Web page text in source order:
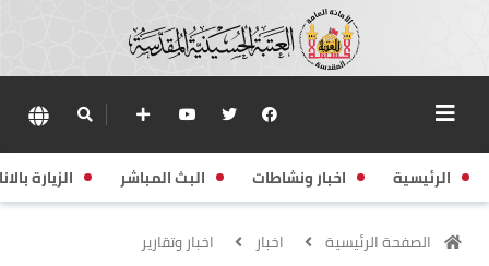
الرئيسية اخبار ونشاطات البث المباشر الزيارة
الصفحة الرئيسية اخبار اخبار وتقارير